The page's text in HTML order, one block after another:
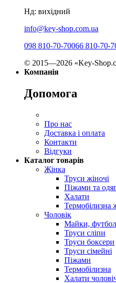
Нд: вихідний
info@key-shop.com.ua
098 810-70-70066 810-70-
© 2015—2026 «Key-
Компанія
Допомога
Про нас
Доставка і оплата
Контакти
Відгуки
Каталог товарів
Жінка
Труси жіночі
Піжами та
Халати
Термобілизна
Чоловік
Майки,
Труси сліпи
Труси боксери
Труси сімейні
Піжами
Термобілизна
Халати